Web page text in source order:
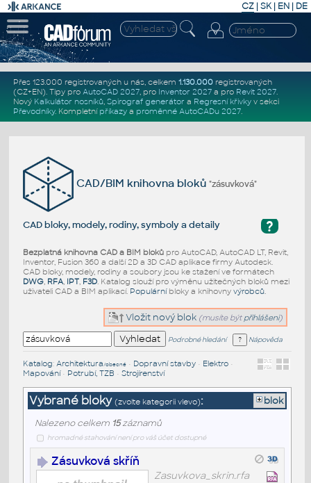
CZ | SK| EN | DE
Přes 123.000 registrovaných u nás, celkem 1.130.000registrovaných
(CZ+EN). Tipy pro AutoCAD 2027, pro Inventor 2027a pro Revit 2027.
Nový Kalkulátor nosníků, Spirograf generátor a Regresní křivkyv sekci
Převodníky. Kompletní příkazya proměnné AutoCADu 2027.
CAD/BIM knihovna bloků"zásuvková"
?
CAD bloky, modely, rodiny, symboly a detaily
Bezplatná knihovna CAD a BIM blokůpro AutoCAD, AutoCAD LT, Revit,
Inventor, Fusion 360 a další 2D a 3D CAD aplikace firmy Autodesk.
CAD bloky, modely, rodiny a soubory jsou ke stažení ve formátech
DWG, RFA, IPT, F3D. Katalog slouží pro výměnu užitečných bloků mezi
uživateli CAD a BIM aplikací. Populárníbloky a knihovny výrobců.
Vložit nový blok (musíte být přihlášeni)
Podrobné hledání Nápověda
Katalog: Architektura/obecné• Dopravní stavby• Elektro•
Mapování• Potrubí, TZB • Strojírenství
Vybrané bloky (zvolte kategorii vlevo): blok
Nalezeno celkem 15záznamů
hromadné stahování není pro váš účet dostupné
Zásuvková skříň
Zasuvkova_skrin.rfa